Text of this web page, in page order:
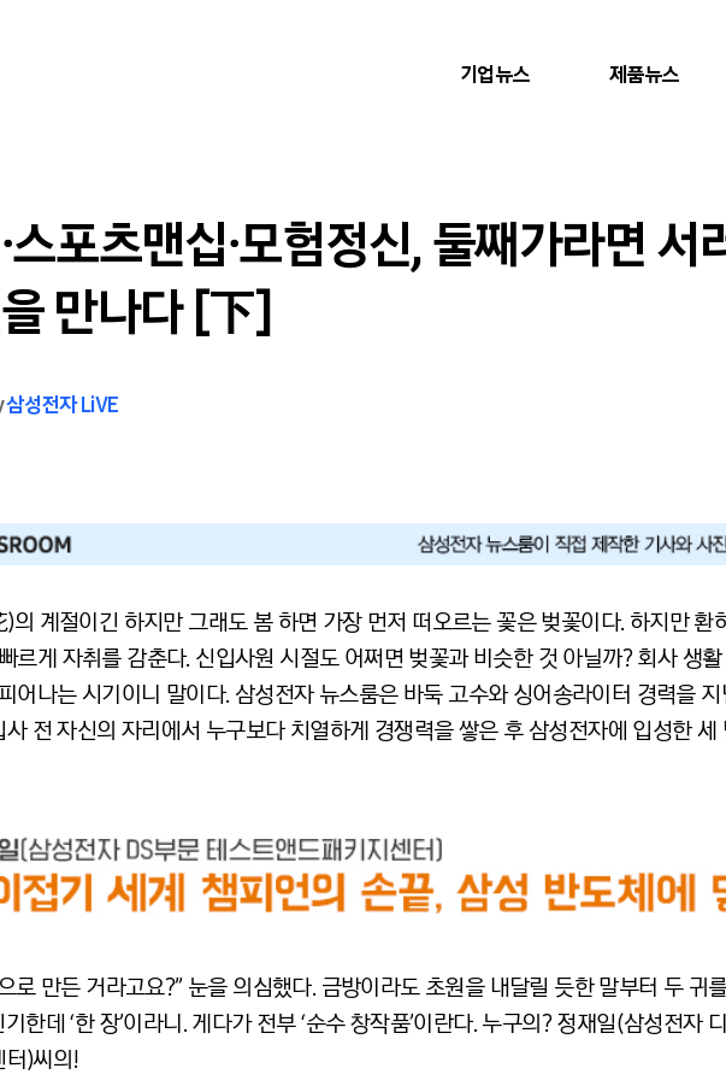
기업뉴스 제품뉴스
스포츠맨십∙모험정신, 둘째가라면
만나다 [下]
삼성전자 LiVE
의 계절이긴 하지만 그래도 봄 하면 가장 먼저 떠오르는 꽃은 벚꽃이다. 하지만 환
르게 자취를 감춘다. 신입사원 시절도 어쩌면 벚꽃과 비슷한 것 아닐까? 회사 생
어나는 시기이니 말이다. 삼성전자 뉴스룸은 바둑 고수와 싱어송라이터 경력을
사 전 자신의 자리에서 누구보다 치열하게 경쟁력을 쌓은 후 삼성전자에 입성한 세
로 만든 거라고요?” 눈을 의심했다. 금방이라도 초원을 내달릴 듯한 말부터 두 귀
기한데 ‘한 장’이라니. 게다가 전부 ‘순수 창작품’이란다. 누구의? 정재일(삼성전자
터)씨의!